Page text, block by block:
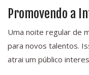
Promovendo a
Uma noite regular de
para novos talentos.
atrai um público